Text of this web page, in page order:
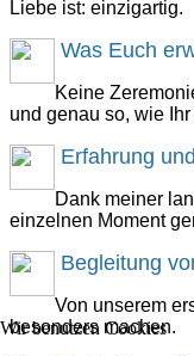
Liebe ist: einzigartig.
Was Euch
Keine
und genau so, wie
Erfahrung
Dank meiner
einzelnen Moment
Begleitung
Von unserem
besonders machen.
Wir benutzen Cookies